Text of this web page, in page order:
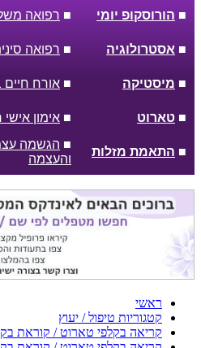
■ הורוסקופ יומי ■ רפואה
■ אסטרולוגיה ■ רפואה
■ מיסטיקה ■ אורח חיים
■ טארוט ■ אימון אישי
■ התאמת מזלות
■ הגשמה
והעצמה
ראשי
קטגוריות טיפול / יעוץ
קריאה בקלפי טארוט / קוראת